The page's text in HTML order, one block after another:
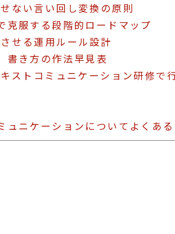
ない言い回し変換の原則
克服する段階的ロードマップ
せる運用ルール設計
書き方の作法早見表
ストコミュニケーション研修で
ュニケーションについてよくある